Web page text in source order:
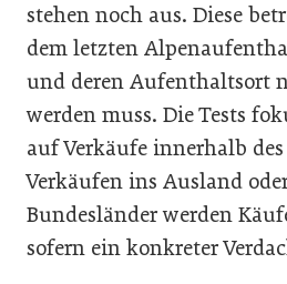
stehen noch aus. Diese
dem letzten
und deren Aufenthaltsort
werden muss. Die Tests
auf Verkäufe innerhalb
Verkäufen ins Ausland
Bundesländer werden
sofern ein konkreter